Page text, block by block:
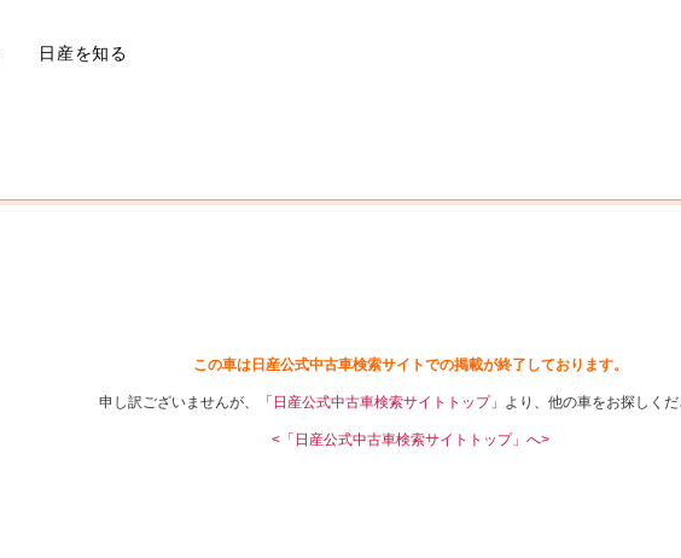
日産を知る
この車は日産公式中古車検索サイトでの掲載が終了しております。
申し訳ございませんが、「 日産公式中古車検索サイトトップ」より、他の車をお探しくだ
<「日産公式中古車検索サイトトップ」へ>